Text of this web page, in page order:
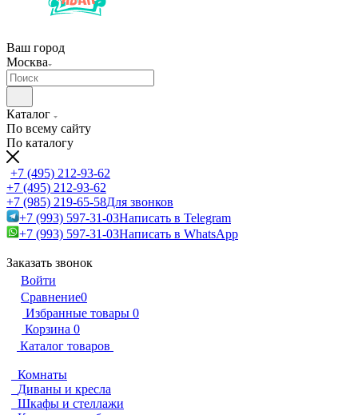
Ваш город
Москва
Каталог
По всему сайту
По каталогу
+7 (495) 212-93-62
+7 (495) 212-93-62
+7 (985) 219-65-58Для звонков
+7 (993) 597-31-03Написать в Telegram
+7 (993) 597-31-03Написать в WhatsApp
Заказать звонок
Войти
Сравнение0
Избранные товары 0
Корзина 0
Каталог товаров
Комнаты
Диваны и кресла
Шкафы и стеллажи